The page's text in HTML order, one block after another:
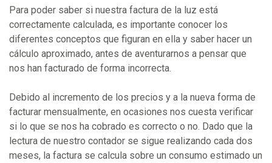
Para poder saber si nuestra factura de la luz está
correctamente calculada, es importante conocer los
diferentes conceptos que figuran en ella y saber hacer un
cálculo aproximado, antes de aventurarnos a pensar que
nos han facturado de forma incorrecta.
Debido al incremento de los precios y a la nueva forma de
facturar mensualmente, en ocasiones nos cuesta verificar
si lo que se nos ha cobrado es correcto o no. Dado que la
lectura de nuestro contador se sigue realizando cada dos
meses, la factura se calcula sobre un consumo estimado un